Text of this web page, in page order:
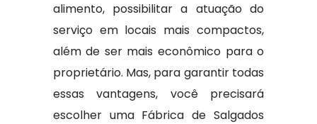
alimento, possibilitar a atuação do
serviço em locais mais compactos,
além de ser mais econômico para o
proprietário. Mas, para garantir todas
essas vantagens, você precisará
escolher uma Fábrica de Salgados